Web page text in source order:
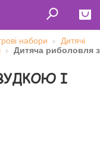
Close
набори
Дитячі
Дитяча риболовля з
І